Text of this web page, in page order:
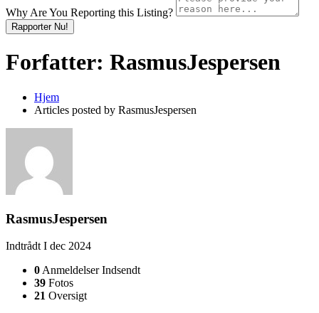
Why Are You Reporting this Listing?
Rapporter Nu!
Forfatter: RasmusJespersen
Hjem
Articles posted by RasmusJespersen
RasmusJespersen
Indtrådt I dec 2024
0 Anmeldelser Indsendt
39 Fotos
21 Oversigt